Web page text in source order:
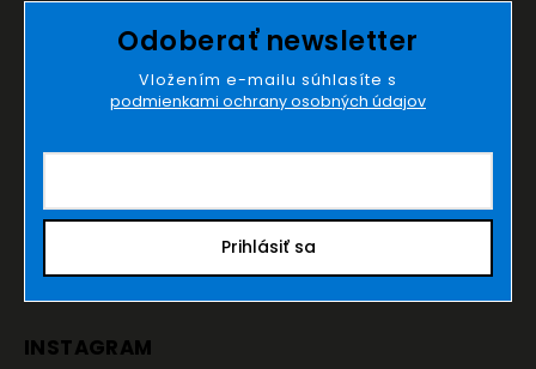
Odoberať newsletter
Vložením e-mailu súhlasíte s
podmienkami ochrany osobných údajov
Prihlásiť sa
INSTAGRAM